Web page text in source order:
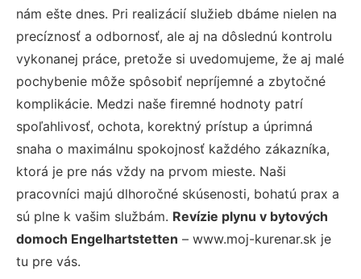
nám ešte dnes. Pri realizácií služieb dbáme nielen na
precíznosť a odbornosť, ale aj na dôslednú kontrolu
vykonanej práce, pretože si uvedomujeme, že aj malé
pochybenie môže spôsobiť nepríjemné a zbytočné
komplikácie. Medzi naše firemné hodnoty patrí
spoľahlivosť, ochota, korektný prístup a úprimná
snaha o maximálnu spokojnosť každého zákazníka,
ktorá je pre nás vždy na prvom mieste. Naši
pracovníci majú dlhoročné skúsenosti, bohatú prax a
sú plne k vašim službám. Revízie plynu v bytových
domoch Engelhartstetten – www.moj-kurenar.sk je
tu pre vás.